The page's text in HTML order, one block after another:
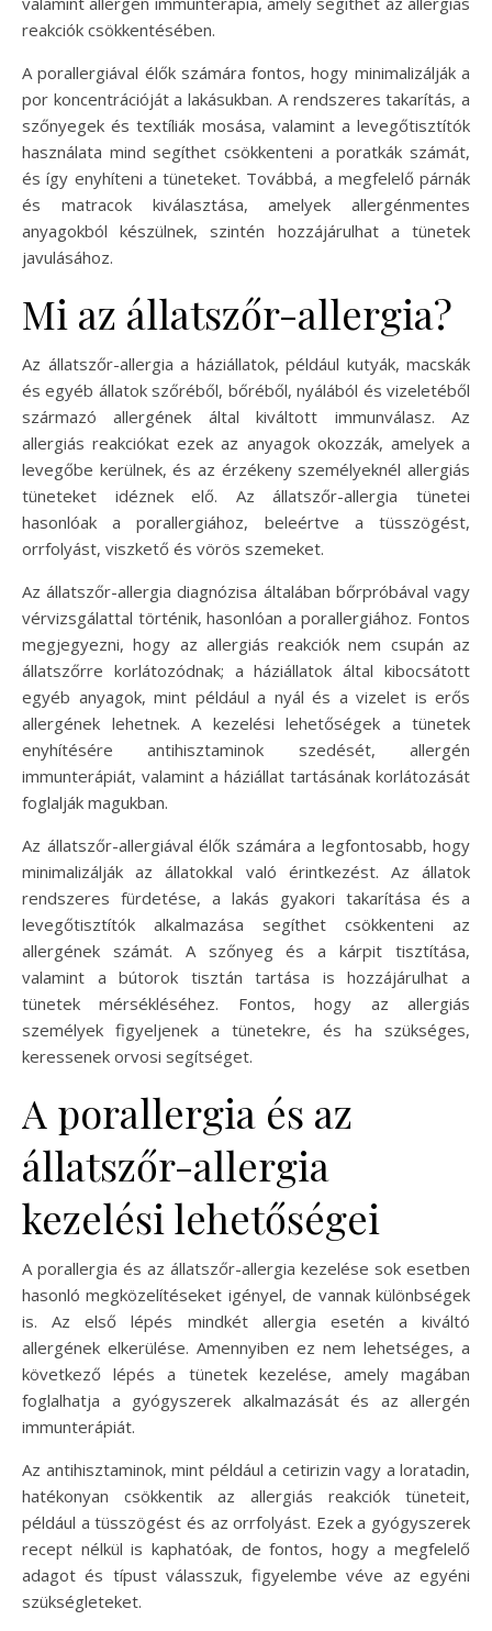
reakciók csökkentésében.
A porallergiával élők számára fontos, hogy minimalizálják a
por koncentrációját a lakásukban. A rendszeres takarítás, a
szőnyegek és textíliák mosása, valamint a levegőtisztítók
használata mind segíthet csökkenteni a poratkák számát,
és így enyhíteni a tüneteket. Továbbá, a megfelelő párnák
és matracok kiválasztása, amelyek allergénmentes
anyagokból készülnek, szintén hozzájárulhat a tünetek
javulásához.
Mi az állatszőr-allergia?
Az állatszőr-allergia a háziállatok, például kutyák, macskák
és egyéb állatok szőréből, bőréből, nyálából és vizeletéből
származó allergének által kiváltott immunválasz. Az
allergiás reakciókat ezek az anyagok okozzák, amelyek a
levegőbe kerülnek, és az érzékeny személyeknél allergiás
tüneteket idéznek elő. Az állatszőr-allergia tünetei
hasonlóak a porallergiához, beleértve a tüsszögést,
orrfolyást, viszkető és vörös szemeket.
Az állatszőr-allergia diagnózisa általában bőrpróbával vagy
vérvizsgálattal történik, hasonlóan a porallergiához. Fontos
megjegyezni, hogy az allergiás reakciók nem csupán az
állatszőrre korlátozódnak; a háziállatok által kibocsátott
egyéb anyagok, mint például a nyál és a vizelet is erős
allergének lehetnek. A kezelési lehetőségek a tünetek
enyhítésére antihisztaminok szedését, allergén
immunterápiát, valamint a háziállat tartásának korlátozását
foglalják magukban.
Az állatszőr-allergiával élők számára a legfontosabb, hogy
minimalizálják az állatokkal való érintkezést. Az állatok
rendszeres fürdetése, a lakás gyakori takarítása és a
levegőtisztítók alkalmazása segíthet csökkenteni az
allergének számát. A szőnyeg és a kárpit tisztítása,
valamint a bútorok tisztán tartása is hozzájárulhat a
tünetek mérsékléséhez. Fontos, hogy az allergiás
személyek figyeljenek a tünetekre, és ha szükséges,
keressenek orvosi segítséget.
A porallergia és az
állatszőr-allergia
kezelési lehetőségei
A porallergia és az állatszőr-allergia kezelése sok esetben
hasonló megközelítéseket igényel, de vannak különbségek
is. Az első lépés mindkét allergia esetén a kiváltó
allergének elkerülése. Amennyiben ez nem lehetséges, a
következő lépés a tünetek kezelése, amely magában
foglalhatja a gyógyszerek alkalmazását és az allergén
immunterápiát.
Az antihisztaminok, mint például a cetirizin vagy a loratadin,
hatékonyan csökkentik az allergiás reakciók tüneteit,
például a tüsszögést és az orrfolyást. Ezek a gyógyszerek
recept nélkül is kaphatóak, de fontos, hogy a megfelelő
adagot és típust válasszuk, figyelembe véve az egyéni
szükségleteket.